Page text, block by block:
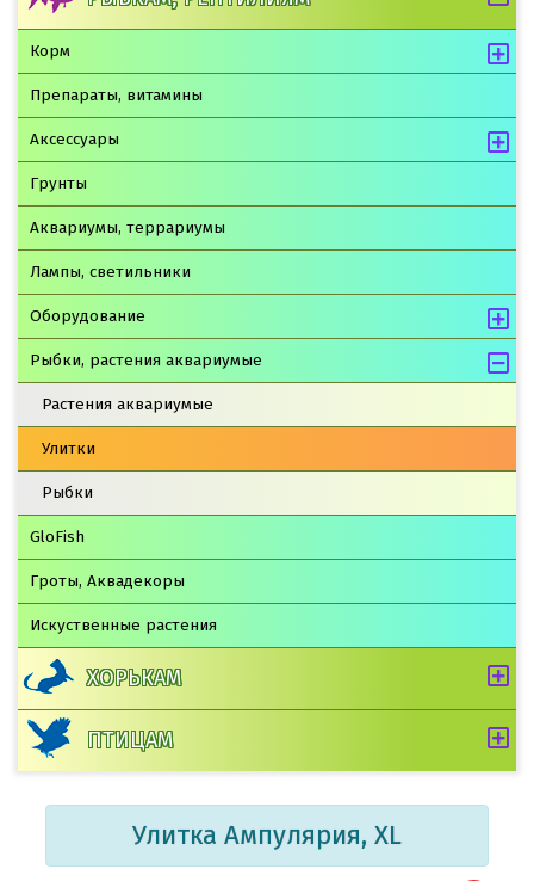
Корм
Препараты, витамины
Аксессуары
Грунты
Аквариумы, террариумы
Лампы, светильники
Оборудование
Рыбки, растения аквариумые
Растения аквариумые
Улитки
Рыбки
GloFish
Гроты, Аквадекоры
Искуственные растения
ХОРЬКАМ
ПТИЦАМ
Улитка Ампулярия, XL